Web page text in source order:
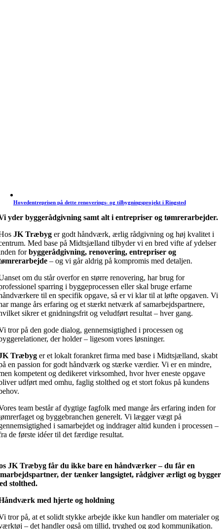
Hovedentreprisen på dette renoverings- og tilbygningsprojekt i Ringsted
yder byggerådgivning samt alt i entrepriser og tømrerarbejder.
JK Træbyg er godt håndværk, ærlig rådgivning og høj kvalitet i
Med base på Midtsjælland tilbyder vi en bred vifte af ydelser
forbyggerådgivning, renovering, entrepriser og
– og vi går aldrig på kompromis med detaljen.
om du står overfor en større renovering, har brug for
sparring i byggeprocessen eller skal bruge erfarne
til en specifik opgave, så er vi klar til at løfte opgaven. Vi
mange års erfaring og et stærkt netværk af samarbejdspartnere,
sikrer et gnidningsfrit og veludført resultat – hver gang.
tror på den gode dialog, gennemsigtighed i processen og
der holder – ligesom vores løsninger.
Træbyg er et lokalt forankret firma med base i Midtsjælland, skabt
en passion for godt håndværk og stærke værdier. Vi er en mindre,
kompetent og dedikeret virksomhed, hvor hver eneste opgave
udført med omhu, faglig stolthed og et stort fokus på kundens
team består af dygtige fagfolk med mange års erfaring inden for
og byggebranchen generelt. Vi lægger vægt på
i samarbejdet og inddrager altid kunden i processen –
de første idéer til det færdige resultat.
JK Træbyg får du ikke bare en håndværker – du får en
der tænker langsigtet, rådgiver ærligt og bygger
stolthed.
med hjerte og holdning
tror på, at et solidt stykke arbejde ikke kun handler om materialer og
– det handler også om tillid, tryghed og god kommunikation.